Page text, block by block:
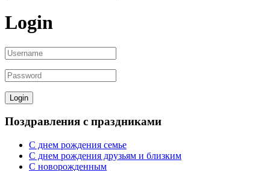
Login
Поздравления с праздниками
С днем рождения семье
С днем рождения друзьям и близким
C новорожденным